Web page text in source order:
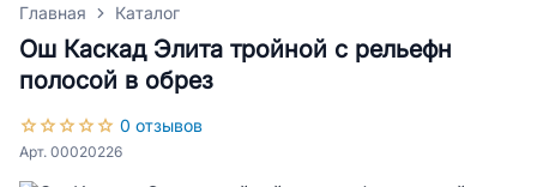
Главная Каталог
Ош Каскад Элита тройной с рельефн
полосой в обрез
0 отзывов
Арт. 00020226